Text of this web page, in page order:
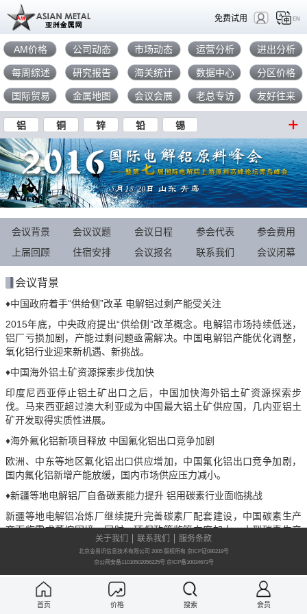
免费试用 EN
AM价格 公司动态 市场动态 运营分析 进出分析
每周综述 研究报告 海关统计 数据中心 分区价格
国际贸易 金属地图 会议会展 老总专访 友好往来
铝 铜 锌 铅 锡
会议背景 会议议题 会议日程 参会代表
参会费用
上届回顾
住宿安排 会议报名 联系我们 会议闭幕
会议背景
♦中国政府着手“供给侧”改革 电解铝过剩产能受关注
2015年底，中央政府提出“供给侧”改革概念。电解铝市场持续低迷，
铝厂亏损加剧，产能过剩问题亟需解决。中国电解铝产能优化调整，
氧化铝行业迎来新机遇、新挑战。
♦中国海外铝土矿资源探索步伐加快
印度尼西亚停止铝土矿出口之后，中国加快海外铝土矿资源探索步
伐。马来西亚超过澳大利亚成为中国最大铝土矿供应国，几内亚铝土
矿开发取得实质性进展。
♦海外氟化铝新项目释放 中国氟化铝出口竞争加剧
欧洲、中东等地区氟化铝出口供应增加，中国氟化铝出口竞争加剧，
国内氟化铝新增产能放缓，国内市场供应压力减小。
♦新疆等地电解铝厂自备碳素能力提升 铝用碳素行业面临挑战
新疆等地电解铝冶炼厂继续提升完善碳素厂配套建设，中国碳素生产
商面临需求萎缩困境。同时，环保政策监管力度加大，小型碳素生产
首页 价格 搜索 会员
关于我们 联系我们 服务条款
北京金易讯信息技术有限公司 2005 版权所有 京ICP证090219号
京公网安备11010502056225号京ICP备10034673号